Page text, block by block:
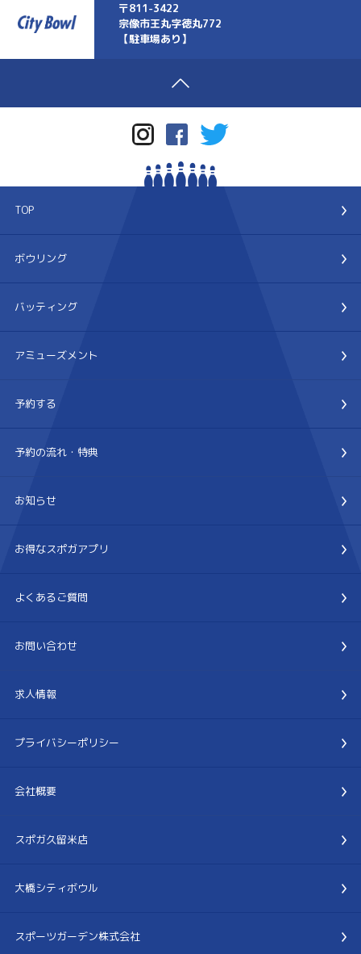
〒811-3422
宗像市王丸字徳丸772
【駐車場あり】
TOP
ボウリング
バッティング
アミューズメント
予約する
予約の流れ・特典
お知らせ
お得なスポガアプリ
よくあるご質問
お問い合わせ
求人情報
プライバシーポリシー
会社概要
スポガ久留米店
大橋シティボウル
スポーツガーデン株式会社